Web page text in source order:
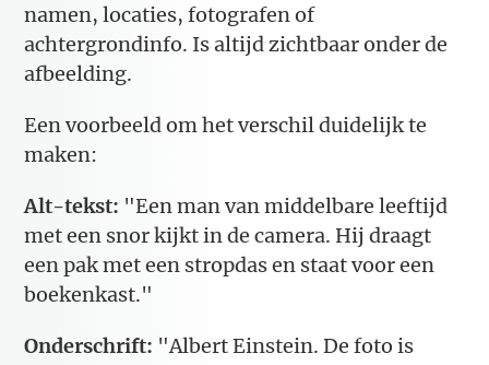
namen, locaties, fotografen of
achtergrondinfo. Is altijd zichtbaar onder de
afbeelding.
Een voorbeeld om het verschil duidelijk te
maken:
Alt-tekst: "Een man van middelbare leeftijd
met een snor kijkt in de camera. Hij draagt
een pak met een stropdas en staat voor een
boekenkast."
Onderschrift: "Albert Einstein. De foto is